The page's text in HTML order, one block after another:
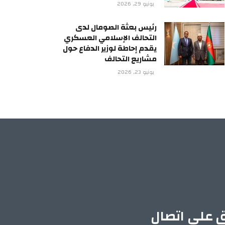
يونيو 29, 2026
رئيس بعثة الصومال لدى
التحالف الإسلامي العسكري
يقدم إحاطة لوزير الدفاع حول
مشاريع التحالف
يونيو 23, 2026
على اتصال